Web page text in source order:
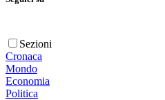
Sezioni
Cronaca
Mondo
Economia
Politica